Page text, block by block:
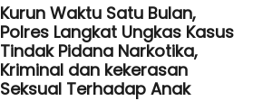
Kurun Waktu Satu Bulan,
Polres Langkat Ungkas Kasus
Tindak Pidana Narkotika,
Kriminal dan kekerasan
Seksual Terhadap Anak